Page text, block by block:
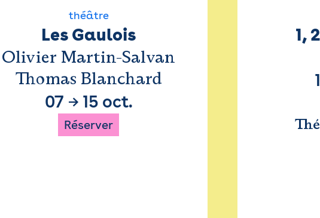
théâtre
Les Gaulois
Olivier Martin-Salvan
Thomas Blanchard
07 → 15 oct.
Réserver
1,